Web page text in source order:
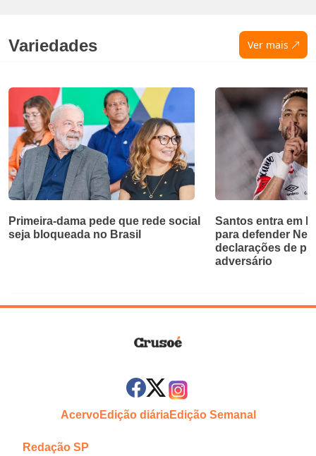
Variedades Ver mais
Primeira-dama pede que rede social
seja bloqueada no Brasil
Santos entra em
para defender
declarações de
adversário
AcervoEdição diáriaEdição Semanal
Redação SP